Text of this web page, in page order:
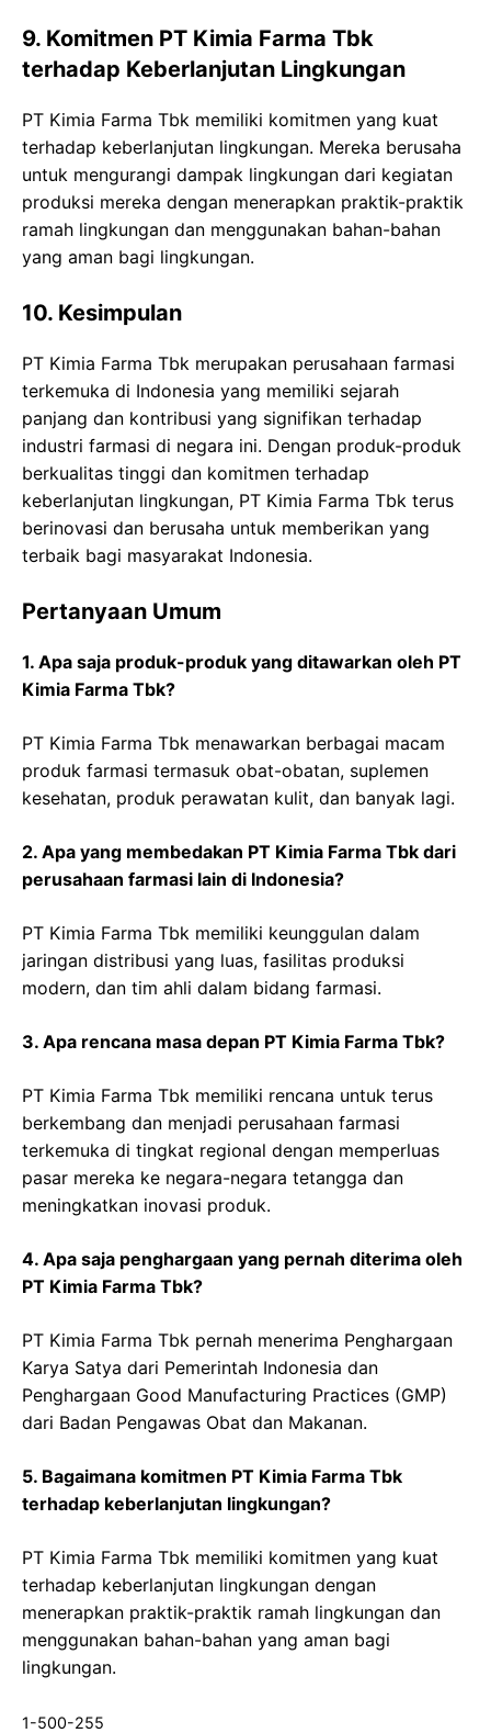
9. Komitmen PT Kimia Farma Tbk
terhadap Keberlanjutan Lingkungan
PT Kimia Farma Tbk memiliki komitmen yang kuat
terhadap keberlanjutan lingkungan. Mereka berusaha
untuk mengurangi dampak lingkungan dari kegiatan
produksi mereka dengan menerapkan praktik-praktik
ramah lingkungan dan menggunakan bahan-bahan
yang aman bagi lingkungan.
10. Kesimpulan
PT Kimia Farma Tbk merupakan perusahaan farmasi
terkemuka di Indonesia yang memiliki sejarah
panjang dan kontribusi yang signifikan terhadap
industri farmasi di negara ini. Dengan produk-produk
berkualitas tinggi dan komitmen terhadap
keberlanjutan lingkungan, PT Kimia Farma Tbk terus
berinovasi dan berusaha untuk memberikan yang
terbaik bagi masyarakat Indonesia.
Pertanyaan Umum
1. Apa saja produk-produk yang ditawarkan oleh PT
Kimia Farma Tbk?
PT Kimia Farma Tbk menawarkan berbagai macam
produk farmasi termasuk obat-obatan, suplemen
kesehatan, produk perawatan kulit, dan banyak lagi.
2. Apa yang membedakan PT Kimia Farma Tbk dari
perusahaan farmasi lain di Indonesia?
PT Kimia Farma Tbk memiliki keunggulan dalam
jaringan distribusi yang luas, fasilitas produksi
modern, dan tim ahli dalam bidang farmasi.
3. Apa rencana masa depan PT Kimia Farma Tbk?
PT Kimia Farma Tbk memiliki rencana untuk terus
berkembang dan menjadi perusahaan farmasi
terkemuka di tingkat regional dengan memperluas
pasar mereka ke negara-negara tetangga dan
meningkatkan inovasi produk.
4. Apa saja penghargaan yang pernah diterima oleh
PT Kimia Farma Tbk?
PT Kimia Farma Tbk pernah menerima Penghargaan
Karya Satya dari Pemerintah Indonesia dan
Penghargaan Good Manufacturing Practices (GMP)
dari Badan Pengawas Obat dan Makanan.
5. Bagaimana komitmen PT Kimia Farma Tbk
terhadap keberlanjutan lingkungan?
PT Kimia Farma Tbk memiliki komitmen yang kuat
terhadap keberlanjutan lingkungan dengan
menerapkan praktik-praktik ramah lingkungan dan
menggunakan bahan-bahan yang aman bagi
lingkungan.
1-500-255